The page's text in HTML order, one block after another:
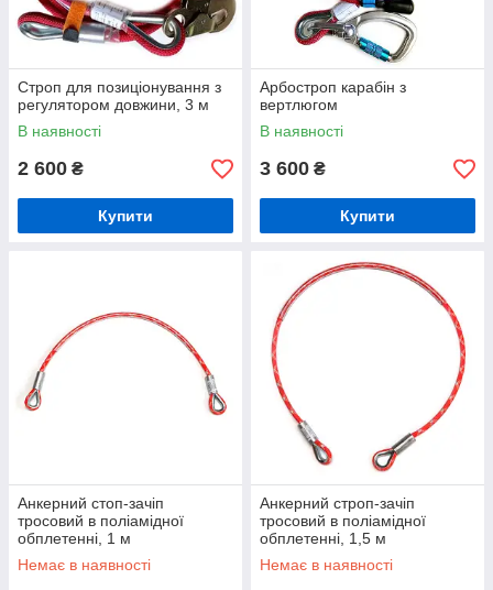
Строп для позиціонування з
регулятором довжини, 3 м
В наявності
2 600 ₴
Купити
Арбостроп карабін з
вертлюгом
В наявності
3 600 ₴
Купити
Анкерний стоп-зачіп
тросовий в поліамідної
обплетенні, 1 м
Немає в наявності
Анкерний строп-зачіп
тросовий в поліамідної
обплетенні, 1,5 м
Немає в наявності